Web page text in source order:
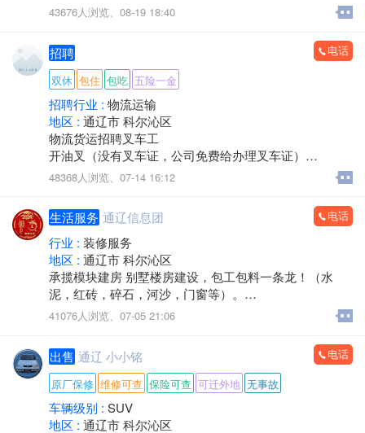
43676人浏览、 08-19 18:40
招聘
电话
双休 包住 包吃 五险一金
招聘行业 : 物流运输
地区 : 通辽市 科尔沁区
物流货运招聘叉车工
开油叉（没有叉车证，公司免费给办理叉车证）
2，叉车学徒工:270/天
3，装卸工，工资天工三百，也可计件，计件工资多劳多
得，能吃苦耐劳的一天平均五百左右，看个人能力。
公司直招，常年有活，短期不要，最少工作一个月，不
满一个月扣三天工资，
月结:9000（每月四天公休）
工作时间:8:00~8:00
（中午休息2小时）长白班
48368人浏览、 07-14 16:12
生活服务 通辽信息团 电话
行业 : 装修服务
地区 : 通辽市 科尔沁区
承揽模块建房 别墅楼房建设，包工包料一条龙！（水
泥，红砖，碎石，河沙，门窗等）。
如有需要致电：*****8111（微信）
41076人浏览、 07-05 21:06
出售 通辽 小小铭
电话
原厂保修 维修可查 保险可查 可迁外地 无事故
车辆级别 : SUV
地区 : 通辽市 科尔沁区